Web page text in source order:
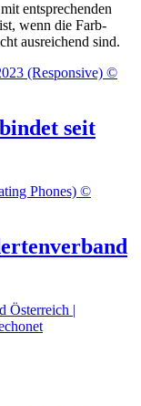
entsprechenden
wenn die Farb-
ausreichend sind.
seit